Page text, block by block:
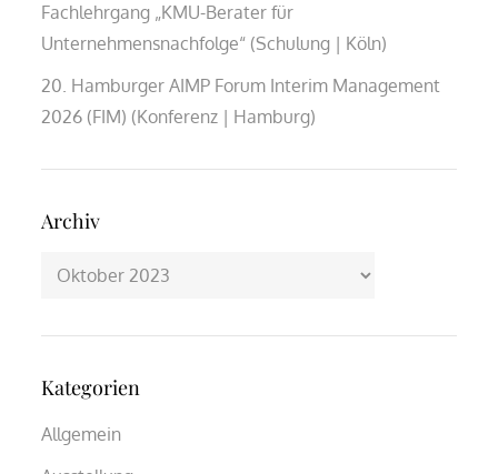
Fachlehrgang „KMU-Berater für
Unternehmensnachfolge“ (Schulung | Köln)
20. Hamburger AIMP Forum Interim Management
2026 (FIM) (Konferenz | Hamburg)
Archiv
Archiv
Kategorien
Allgemein